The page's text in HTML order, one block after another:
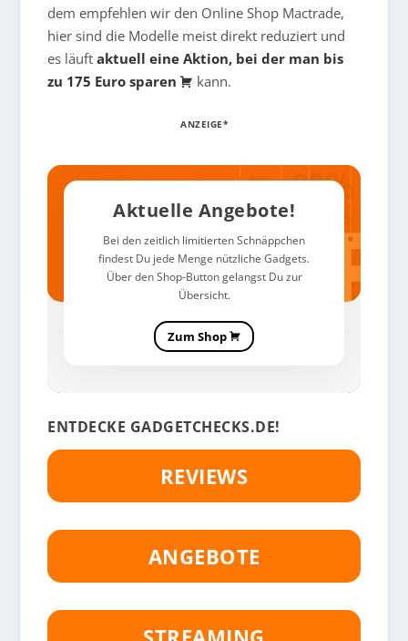
dem empfehlen wir den Online Shop Mactrade,
hier sind die Modelle meist direkt reduziert und
es läuftaktuell eine Aktion, bei der man bis
zu 175 Euro sparen
kann.
ANZEIGE*
Aktuelle Angebote!
Bei den zeitlich limitierten Schnäppchen
findest Du jede Menge nützliche Gadgets.
Über den Shop-Button gelangst Du zur
Übersicht.
Zum Shop
ENTDECKE GADGETCHECKS.DE!
REVIEWS
ANGEBOTE